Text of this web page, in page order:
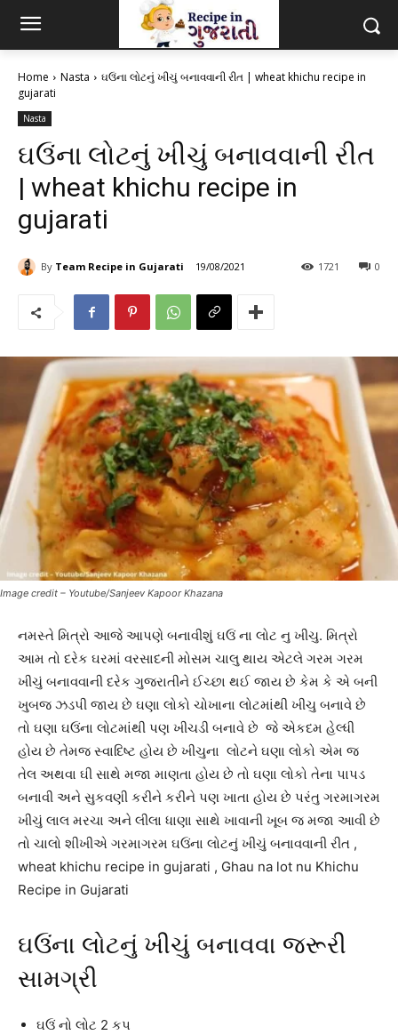
Home Nasta
ઘઉંના લોટનું ખીચું બનાવવાની રીત | wheat khichu recipe in
gujarati
Nasta
ઘઉંના લોટનું ખીચું બનાવવાની રીત
| wheat khichu recipe in
gujarati
By Team Recipe in Gujarati 19/08/2021 0
1721
Image credit – Youtube/Sanjeev Kapoor Khazana
નમસ્તે મિત્રો આજે આપણે બનાવીશું ઘઉં ના લોટ નુ ખીચુ. મિત્રો
આમ તો દરેક ઘરમાં વરસાદની મોસમ ચાલુ થાય એટલે ગરમ ગરમ
ખીચું બનાવવાની દરેક ગુજરાતીને ઈચ્છા થઈ જાય છે કેમ કે એ બની
ખુબજ ઝડપી જાય છે ઘણા લોકો ચોખાના લોટમાંથી ખીચુ બનાવે છે
તો ઘણા ઘઉંના લોટમાંથી પણ ખીચડી બનાવે છે જે એકદમ હેલ્ધી
હોય છે તેમજ સ્વાદિષ્ટ હોય છે ખીચુના લોટને ઘણા લોકો એમ જ
તેલ અથવા ઘી સાથે મજા માણતા હોય છે તો ઘણા લોકો તેના પાપડ
બનાવી અને સુકવણી કરીને કરીને પણ ખાતા હોય છે પરંતુ ગરમાગરમ
ખીચું લાલ મરચા અને લીલા ધાણા સાથે ખાવાની ખૂબ જ મજા આવી છે
તો ચાલો શીખીએ ગરમાગરમ ઘઉંના લોટનું ખીચું બનાવવાની રીત ,
wheat khichu recipe in gujarati , Ghau na lot nu Khichu
Recipe in Gujarati
ઘઉંના લોટનું ખીચું બનાવવા જરૂરી
સામગ્રી
ઘઉં નો લોટ 2 કપ